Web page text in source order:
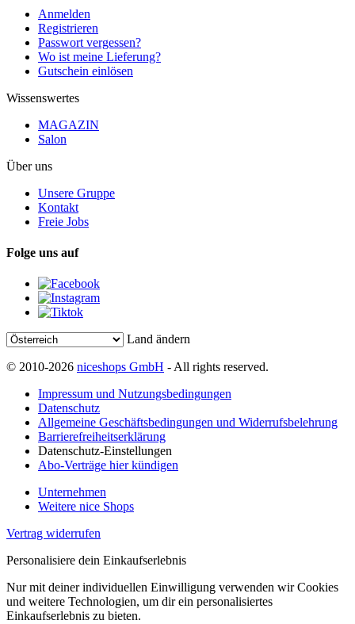
Anmelden
Registrieren
Passwort vergessen?
Wo ist meine Lieferung?
Gutschein einlösen
Wissenswertes
MAGAZIN
Salon
Über uns
Unsere Gruppe
Kontakt
Freie Jobs
Folge uns auf
Land ändern
© 2010-2026 niceshops GmbH - All rights reserved.
Impressum und Nutzungsbedingungen
Datenschutz
Allgemeine Geschäftsbedingungen und Widerrufsbelehrung
Barrierefreiheitserklärung
Datenschutz-Einstellungen
Abo-Verträge hier kündigen
Unternehmen
Weitere nice Shops
Vertrag widerrufen
Personalisiere dein Einkaufserlebnis
Nur mit deiner individuellen Einwilligung verwenden wir Cookies
und weitere Technologien, um dir ein personalisiertes
Einkaufserlebnis zu bieten.